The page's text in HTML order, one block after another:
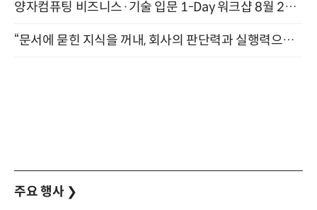
양자컴퓨팅 비즈니스·기술 입문 1-Day 워크샵 8월 28일 개최
“문서에 묻힌 지식을 꺼내, 회사의 판단력과 실행력으로 바꾸다” (8/20)
주요 행사 ❯